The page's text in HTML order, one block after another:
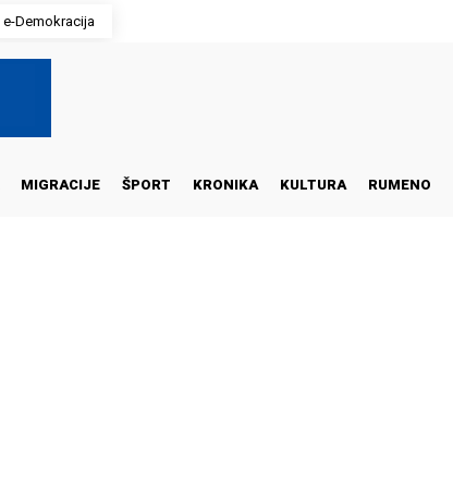
e-Demokracija
MIGRACIJE ŠPORT KRONIKA KULTURA RUMENO